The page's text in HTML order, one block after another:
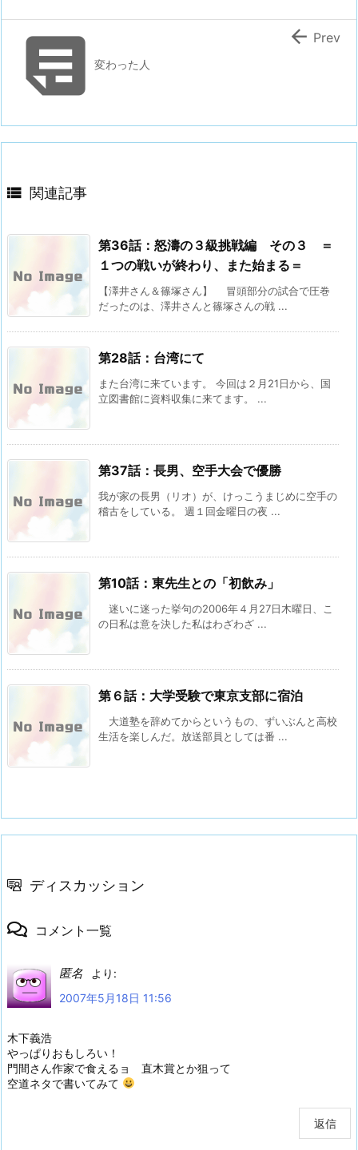
変わった人
 Prev
 関連記事
第36話：怒濤の３級挑戦編 その３ ＝
１つの戦いが終わり、また始まる＝
【澤井さん＆篠塚さん】 冒頭部分の試合で圧巻
だったのは、澤井さんと篠塚さんの戦 ...
第28話：台湾にて
また台湾に来ています。 今回は２月21日から、国
立図書館に資料収集に来てます。 ...
第37話：長男、空手大会で優勝
我が家の長男（リオ）が、けっこうまじめに空手の
稽古をしている。 週１回金曜日の夜 ...
第10話：東先生との「初飲み」
迷いに迷った挙句の2006年４月27日木曜日、こ
の日私は意を決した私はわざわざ ...
第６話：大学受験で東京支部に宿泊
大道塾を辞めてからというもの、ずいぶんと高校
生活を楽しんだ。放送部員としては番 ...
ディスカッション
コメント一覧
匿名
より:
2007年5月18日 11:56
木下義浩
やっぱりおもしろい！
門間さん作家で食えるョ 直木賞とか狙って
空道ネタで書いてみて
返信